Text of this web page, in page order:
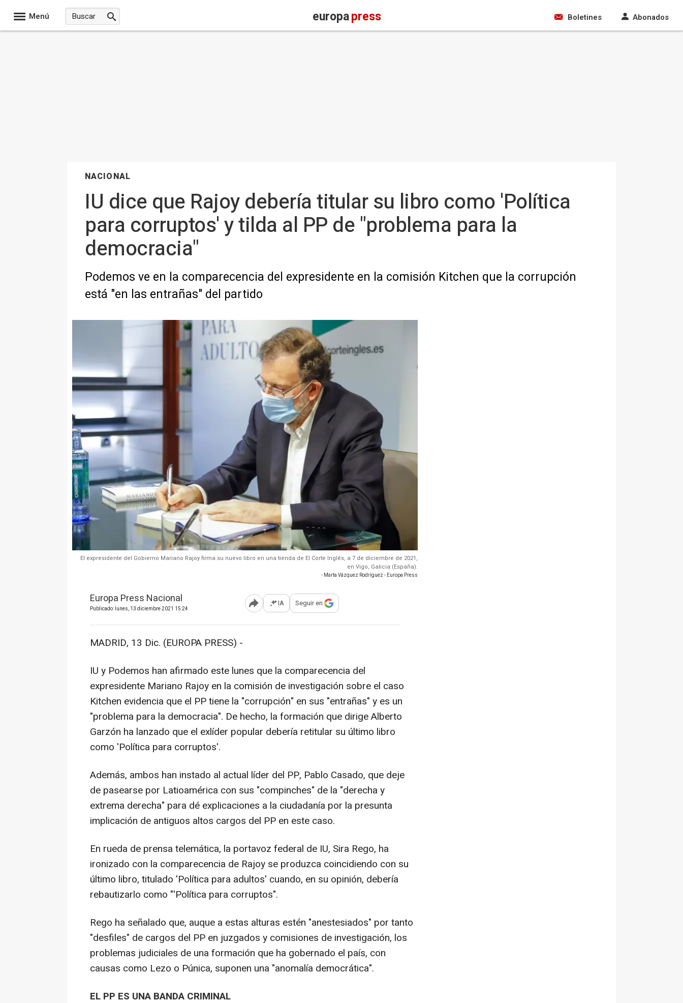
Menú europapress Boletines Abonados
NACIONAL
IU dice que Rajoy debería titular su libro como 'Política
para corruptos' y tilda al PP de "problema para la
democracia"
Podemos ve en la comparecencia del expresidente en la comisión Kitchen que la corrupción
está "en las entrañas" del partido
El expresidente del Gobierno Mariano Rajoy firma su nuevo libro en una tienda de El Corte Inglés, a 7 de diciembre de 2021,
en Vigo, Galicia (España).
- Marta Vázquez Rodríguez - Europa Press
Europa Press Nacional
Publicado: lunes, 13 diciembre 2021 15:24 Abrir opciones para compartir
IA Seguir en
MADRID, 13 Dic. (EUROPA PRESS) -
IU y Podemos han afirmado este lunes que la comparecencia del
expresidente Mariano Rajoy en la comisión de investigación sobre el caso
Kitchen evidencia que el PP tiene la "corrupción" en sus "entrañas" y es un
"problema para la democracia". De hecho, la formación que dirige Alberto
Garzón ha lanzado que el exlíder popular debería retitular su último libro
como 'Política para corruptos'.
Además, ambos han instado al actual líder del PP, Pablo Casado, que deje
de pasearse por Latioamérica con sus "compinches" de la "derecha y
extrema derecha" para dé explicaciones a la ciudadanía por la presunta
implicación de antiguos altos cargos del PP en este caso.
En rueda de prensa telemática, la portavoz federal de IU, Sira Rego, ha
ironizado con la comparecencia de Rajoy se produzca coincidiendo con su
último libro, titulado 'Política para adultos' cuando, en su opinión, debería
rebautizarlo como "'Política para corruptos".
Rego ha señalado que, auque a estas alturas estén "anestesiados" por tanto
"desfiles" de cargos del PP en juzgados y comisiones de investigación, los
problemas judiciales de una formación que ha gobernado el país, con
causas como Lezo o Púnica, suponen una "anomalía democrática".
EL PP ES UNA BANDA CRIMINAL